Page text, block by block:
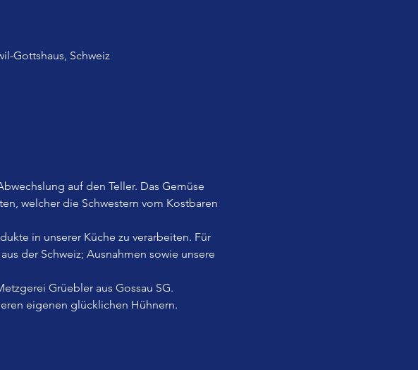
Gottshaus, Schweiz
auf den Teller. Das Gemüse
welcher die Schwestern vom Kostbaren
in unserer Küche zu verarbeiten. Für
der Schweiz; Ausnahmen sowie unsere
Grüebler aus Gossau SG.
eigenen glücklichen Hühnern.